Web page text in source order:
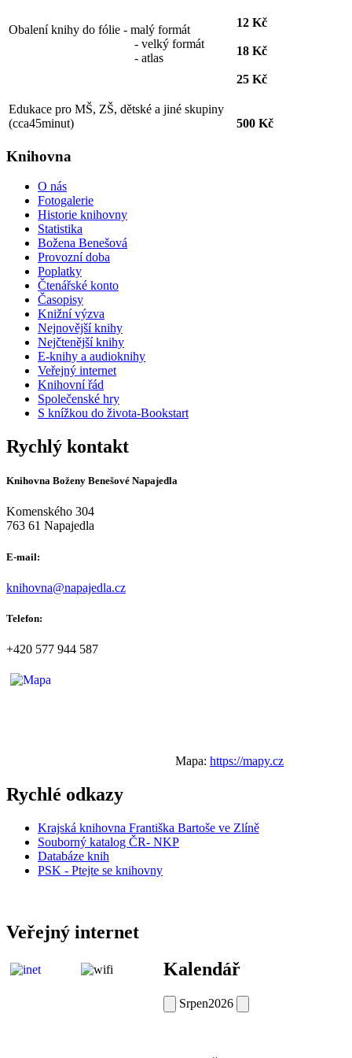
Obalení knihy do fólie - malý formát
- velký formát
- atlas
12 Kč
18 Kč
25 Kč
Edukace pro MŠ, ZŠ, dětské a jiné skupiny
(cca45minut)
500 Kč
Knihovna
O nás
Fotogalerie
Historie knihovny
Statistika
Božena Benešová
Provozní doba
Poplatky
Čtenářské konto
Časopisy
Knižní výzva
Nejnovější knihy
Nejčtenější knihy
E-knihy a audioknihy
Veřejný internet
Knihovní řád
Společenské hry
S knížkou do života-Bookstart
Rychlý kontakt
Knihovna Boženy Benešové Napajedla
Komenského 304
763 61 Napajedla
E-mail:
knihovna@napajedla.cz
Telefon:
+420 577 944 587
Mapa: https://mapy.cz
Rychlé odkazy
Krajská knihovna Františka Bartoše ve Zlíně
Souborný katalog ČR- NKP
Databáze knih
PSK - Ptejte se knihovny
Veřejný internet
Kalendář
Srpen2026